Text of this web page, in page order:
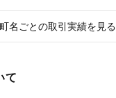
町名ごとの取引実績を見る
て